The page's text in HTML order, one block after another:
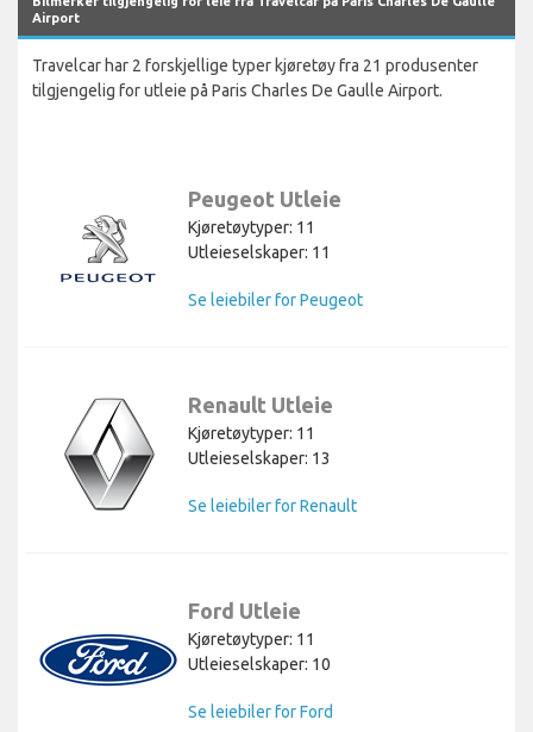
Airport
Travelcar har 2 forskjellige typer kjøretøy fra 21 produsenter
tilgjengelig for utleie på Paris Charles De Gaulle Airport.
Peugeot Utleie
Kjøretøytyper: 11
Utleieselskaper: 11
Se leiebiler for Peugeot
Renault Utleie
Kjøretøytyper: 11
Utleieselskaper: 13
Se leiebiler for Renault
Ford Utleie
Kjøretøytyper: 11
Utleieselskaper: 10
Se leiebiler for Ford